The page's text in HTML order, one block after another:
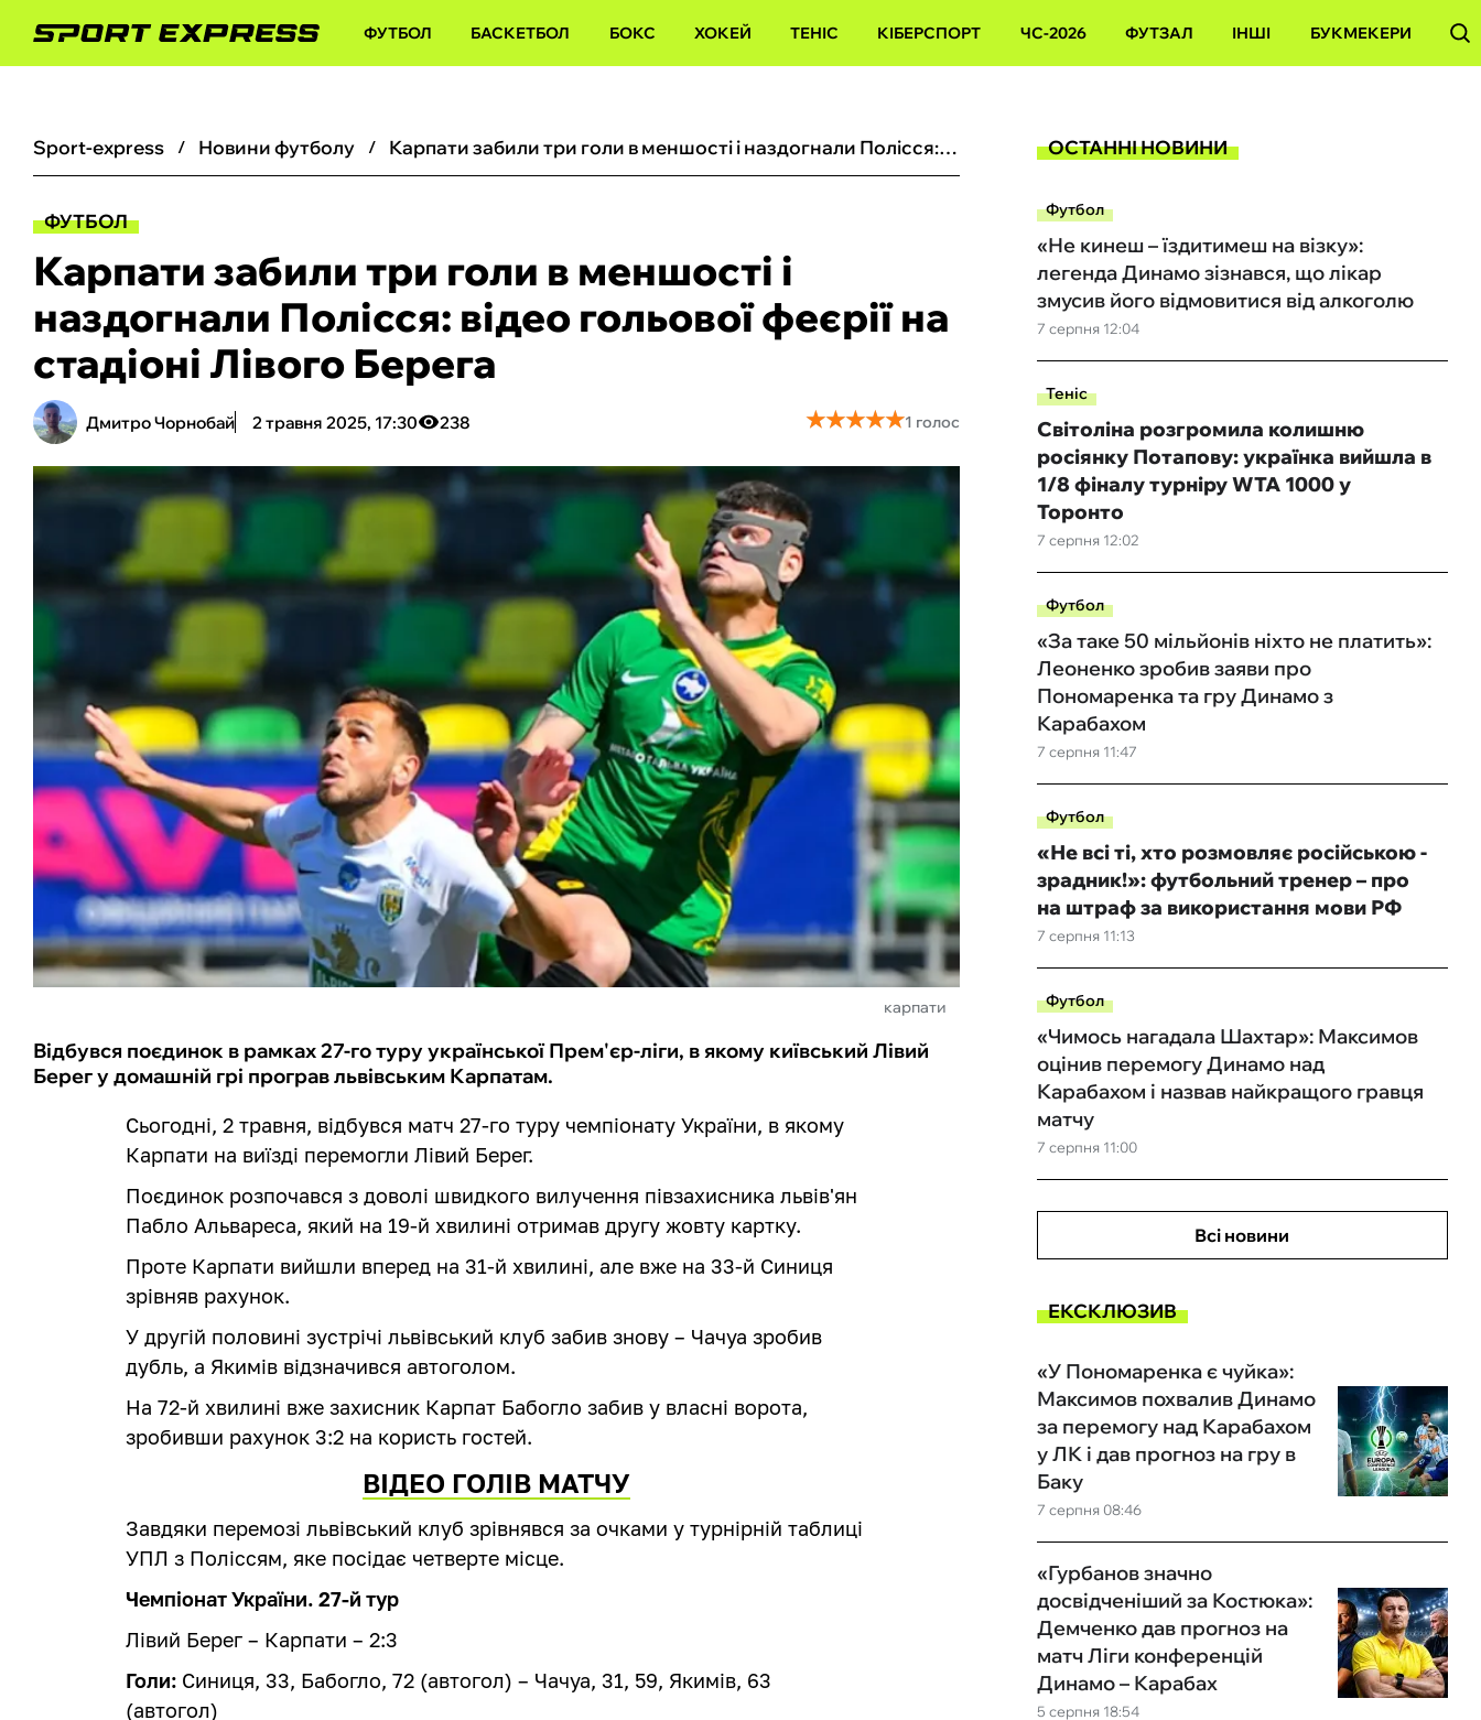
ФУТБОЛ БАСКЕТБОЛ БОКС ХОКЕЙ ТЕНІС КІБЕРСПОРТ ЧС-2026 ФУТЗАЛ ІНШІ БУКМЕКЕРИ
sport-express новини футболу Карпати забили три голи в меншості і наздогнали Полісся: відео гольової феєрії на стадіоні Лівого Берега
ФУТБОЛ
Карпати забили три голи в меншості і
наздогнали Полісся: відео гольової феєрії на
стадіоні Лівого Берега
Дмитро Чорнобай 2 травня 2025, 17:30 238 ★★★★★
★★★★★1 голос
карпати
Відбувся поєдинок в рамках 27-го туру української Прем'єр-ліги, в якому київський Лівий
Берег у домашній грі програв львівським Карпатам.
Сьогодні, 2 травня, відбувся матч 27-го туру чемпіонату України, в якому
Карпати на виїзді перемогли Лівий Берег.
Поєдинок розпочався з доволі швидкого вилучення півзахисника львів'ян
Пабло Альвареса, який на 19-й хвилині отримав другу жовту картку.
Проте Карпати вийшли вперед на 31-й хвилині, але вже на 33-й Синиця
зрівняв рахунок.
У другій половині зустрічі львівський клуб забив знову – Чачуа зробив
дубль, а Якимів відзначився автоголом.
На 72-й хвилині вже захисник Карпат Бабогло забив у власні ворота,
зробивши рахунок 3:2 на користь гостей.
ВІДЕО ГОЛІВ МАТЧУ
Завдяки перемозі львівський клуб зрівнявся за очками у турнірній таблиці
УПЛ з Поліссям, яке посідає четверте місце.
Чемпіонат України. 27-й тур
Лівий Берег – Карпати – 2:3
Голи: Синиця, 33, Бабогло, 72 (автогол) – Чачуа, 31, 59, Якимів, 63
(автогол)
ОСТАННІ НОВИНИ
Футбол
7 серпня 12:04
«Не кинеш – їздитимеш на візку»:
легенда Динамо зізнався, що лікар
змусив його відмовитися від алкоголю
Теніс
7 серпня 12:02
Світоліна розгромила колишню
росіянку Потапову: українка вийшла в
1/8 фіналу турніру WTA 1000 у
Торонто
Футбол
7 серпня 11:47
«За таке 50 мільйонів ніхто не платить»:
Леоненко зробив заяви про
Пономаренка та гру Динамо з
Карабахом
Футбол
7 серпня 11:13
«Не всі ті, хто розмовляє російською -
зрадник!»: футбольний тренер – про
на штраф за використання мови РФ
Футбол
7 серпня 11:00
«Чимось нагадала Шахтар»: Максимов
оцінив перемогу Динамо над
Карабахом і назвав найкращого гравця
матчу
Всі новини
ЕКСКЛЮЗИВ
7 серпня 08:46
«У Пономаренка є чуйка»:
Максимов похвалив Динамо
за перемогу над Карабахом
у ЛК і дав прогноз на гру в
Баку
5 серпня 18:54
«Гурбанов значно
досвідченіший за Костюка»:
Демченко дав прогноз на
матч Ліги конференцій
Динамо – Карабах